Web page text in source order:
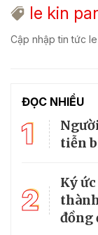
le kin
Cập nhập tin tức
ĐỌC NHIỀU
1
tiễn
2
Ký
đồng